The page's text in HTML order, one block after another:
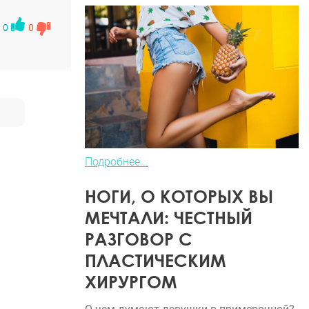
0 0
Подробнее...
НОГИ, О КОТОРЫХ ВЫ
МЕЧТАЛИ: ЧЕСТНЫЙ
РАЗГОВОР С
ПЛАСТИЧЕСКИМ
ХИРУРГОМ